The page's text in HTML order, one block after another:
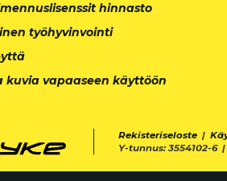
hinnasto
työhyvinvointi
kuvia vapaaseen käyttöön
Rekisteriseloste |
Y-tunnus: 3554102-6